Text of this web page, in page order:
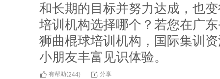
和长期的目标并努力达成，也
培训机构选择哪个？若您在广
狮曲棍球培训机构，国际集训
小朋友丰富见识体验。
有帮助(244) 分享